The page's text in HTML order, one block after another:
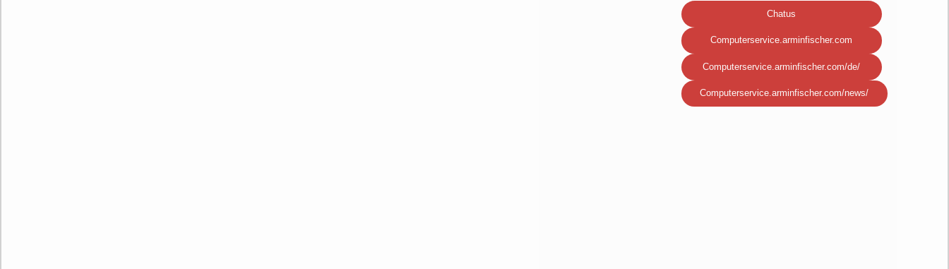
Chatus
Computerservice.arminfischer.com
Computerservice.arminfischer.com/de/
Computerservice.arminfischer.com/news/